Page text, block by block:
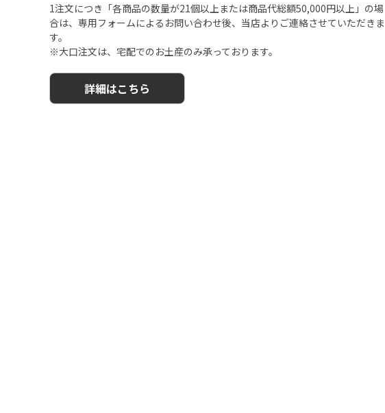
1注文につき「各商品の数量が21個以上または商品代総額50,000円以上」の場
合は、専用フォームによるお問い合わせ後、当店よりご連絡させていただきま
す。
※大口注文は、宅配でのお土産のみ承っております。
詳細はこちら